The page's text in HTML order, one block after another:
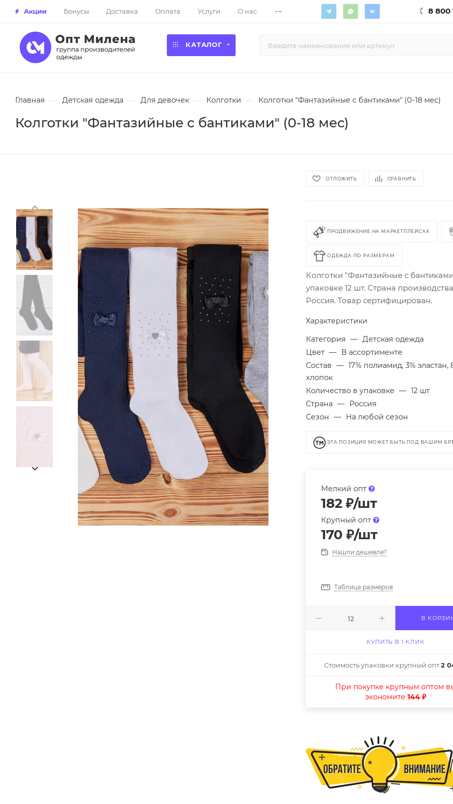
Акции Бонусы Доставка Оплата Услуги О нас ... 8 800
КАТАЛОГ
Главная — Детская одежда — Для девочек — Колготки — Колготки "Фантазийные с бантиками" (0-18 мес)
Колготки "Фантазийные с бантиками" (0-18 мес)
ОТЛОЖИТЬ СРАВНИТЬ
ПРОДВИЖЕНИЕ НА МАРКЕТПЛЕЙСАХ
ОДЕЖДА ПО РАЗМЕРАМ
Колготки "Фантазийные с
упаковке 12 шт. Страна
Россия. Товар сертифицирован.
Характеристики
Категория — Детская одежда
Цвет — В ассортименте
Состав — 17% полиамид, 3% эластан,
хлопок
Количество в упаковке — 12 шт
Страна — Россия
Сезон — На любой сезон
ЭТА ПОЗИЦИЯ МОЖЕТ БЫТЬ ПОД ВАШИМ
Мелкий опт
182 ₽/шт
Крупный опт
170 ₽/шт
Нашли дешевле?
Таблица размеров
В
КУПИТЬ В 1 КЛИК
Стоимость упаковки крупный опт2
При покупке крупным оптом
экономите 144 ₽